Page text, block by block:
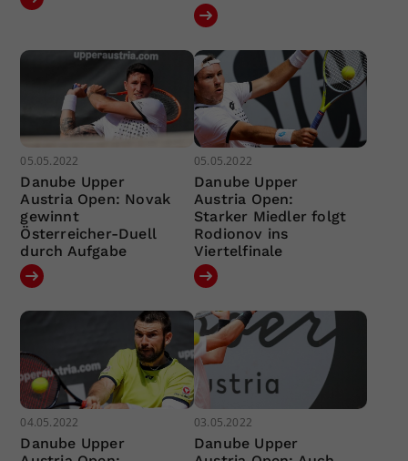
05.05.2022
Danube Upper
Austria Open: Novak
gewinnt
Österreicher-Duell
durch Aufgabe
05.05.2022
Danube Upper
Austria Open:
Starker Miedler folgt
Rodionov ins
Viertelfinale
04.05.2022
Danube Upper
03.05.2022
Danube Upper